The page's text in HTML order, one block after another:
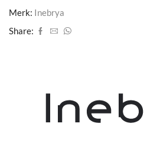
Merk: Inebrya
Share: